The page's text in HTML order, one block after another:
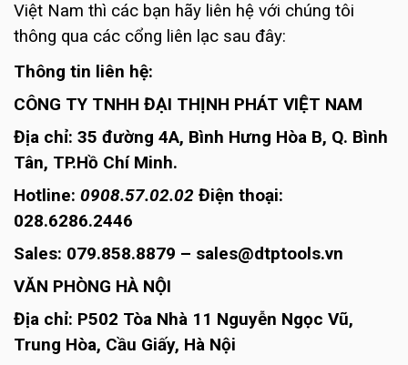
Việt Nam thì các bạn hãy liên hệ với chúng tôi
thông qua các cổng liên lạc sau đây:
Thông tin liên hệ:
CÔNG TY TNHH ĐẠI THỊNH PHÁT VIỆT NAM
Địa chỉ: 35 đường 4A, Bình Hưng Hòa B, Q. Bình
Tân, TP.Hồ Chí Minh.
Hotline: 0908.57.02.02 Điện thoại:
028.6286.2446
Sales: 079.858.8879 – sales@dtptools.vn
VĂN PHÒNG HÀ NỘI
Địa chỉ: P502 Tòa Nhà 11 Nguyễn Ngọc Vũ,
Trung Hòa, Cầu Giấy, Hà Nội